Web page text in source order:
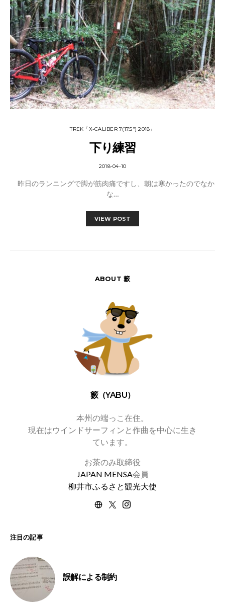
TREK「X-CALIBER 7(17.5") 2018」
下り練習
2018-04-10
昨日のランニングで脚が筋肉痛ですし、朝は寒かったのでなか
な…
VIEW POST
ABOUT 籔
籔（YABU）
本州の端っこ在住。
現在はウインドサーフィンと作曲を中心に生き
ています。
お茶のみ取締役
JAPAN MENSA会員
柳井市ふるさと観光大使
注目の記事
誤解による制約